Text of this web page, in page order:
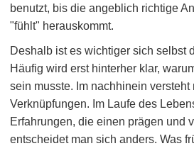
benutzt, bis die angeblich richtige
"fühlt" herauskommt.
Deshalb ist es wichtiger sich selbst
Häufig wird erst hinterher klar,
sein musste. Im nachhinein versteht
Verknüpfungen. Im Laufe des
Erfahrungen, die einen prägen und
entscheidet man sich anders. Was